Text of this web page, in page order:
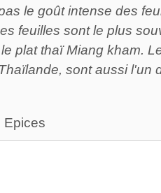
le goût intense des
feuilles sont le plus
plat thaï Miang kham.
sont aussi l'un
Epices